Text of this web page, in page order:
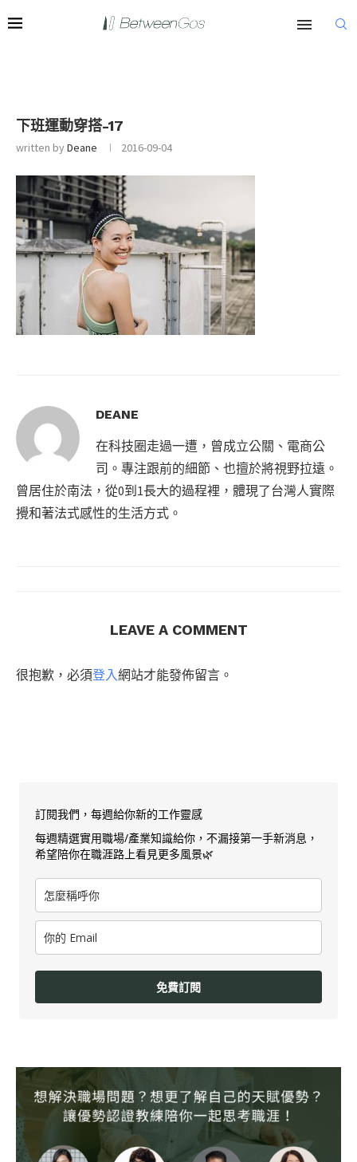
下班運動穿搭-17
written byDeane 2016-09-04
DEANE
在科技圈走過一遭，曾成立公關、電商公
司。專注跟前的細節、也擅於將視野拉遠。
曾居住於南法，從0到1長大的過程裡，體現了台灣人實際
攪和著法式感性的生活方式。
LEAVE A COMMENT
很抱歉，必須登入網站才能發佈留言。
訂閱我們，每週給你新的工作靈感
每週精選實用職場/產業知識給你，不漏接第一手新消息，
希望陪你在職涯路上看見更多風景🌿
免費訂閱